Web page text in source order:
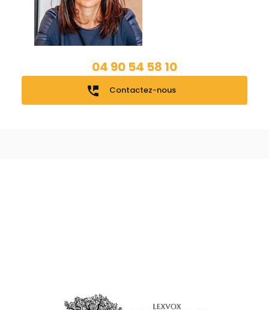
04 90 54 58 10
perm_phone_msg Contactez-nous